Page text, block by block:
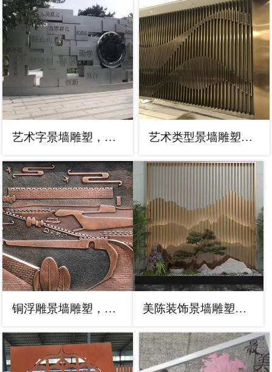
艺术字景墙雕塑，景观美陈装饰雕塑 艺术类型景墙雕塑，防锈工艺制作
铜浮雕景墙雕塑，圆雕工艺 美陈装饰景墙雕塑，背景墙美陈雕塑